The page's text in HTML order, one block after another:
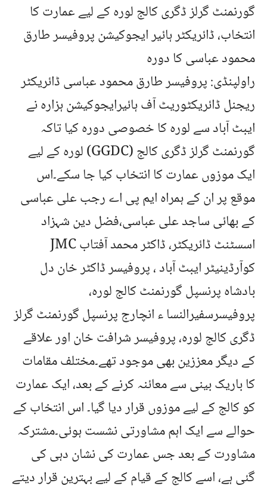
گورنمنٹ گرلز ڈگری کالج لورہ کے لیے عمارت کا
انتخاب، ڈائریکٹر ہائیر ایجوکیشن پروفیسر طارق
محمود عباسی کا دورہ
راولپنڈی: پروفیسر طارق محمود عباسی ڈائریکٹر
ریجنل ڈائریکٹوریٹ آف ہائیرایجوکیشن ہزارہ نے
ایبٹ آباد سے لورہ کا خصوصی دورہ کیا تاکہ
گورنمنٹ گرلز ڈگری کالج (GGDC) لورہ کے لیے
ایک موزوں عمارت کا انتخاب کیا جا سکے۔اس
موقع پر ان کے ہمراہ ایم پی اے رجب علی عباسی
کے بھائی ساجد علی عباسی،فضل دین شہزاد
اسسٹنٹ ڈائریکٹر، ڈاکٹر محمد آفتاب JMC
کوآرڈینیٹر ایبٹ آباد ، پروفیسر ڈاکٹر خان دل
بادشاہ پرنسپل گورنمنٹ کالج لورہ،
پروفیسرسفیرالنسا ء انچارج پرنسپل گورنمنٹ گرلز
ڈگری کالج لورہ، پروفیسر شرافت خان اور علاقے
کے دیگر معززین بھی موجود تھے۔مختلف مقامات
کا باریک بینی سے معائنہ کرنے کے بعد، ایک عمارت
کو کالج کے لیے موزوں قرار دیا گیا۔ اس انتخاب کے
حوالے سے ایک اہم مشاورتی نشست ہوئی۔مشترکہ
مشاورت کے بعد جس عمارت کی نشان دہی کی
گئی ہے، اسے کالج کے قیام کے لیے بہترین قرار دیتے